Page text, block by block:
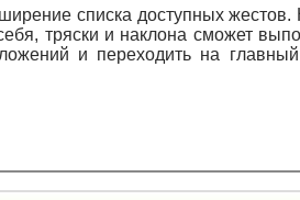
списка доступных
тряски и наклона сможет
и переходить на